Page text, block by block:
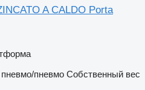
A CALDO Porta
пневмо/пневмо Собственный вес